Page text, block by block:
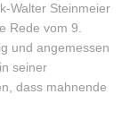
Walter Steinmeier
Rede vom 9.
und angemessen
seiner
dass mahnende